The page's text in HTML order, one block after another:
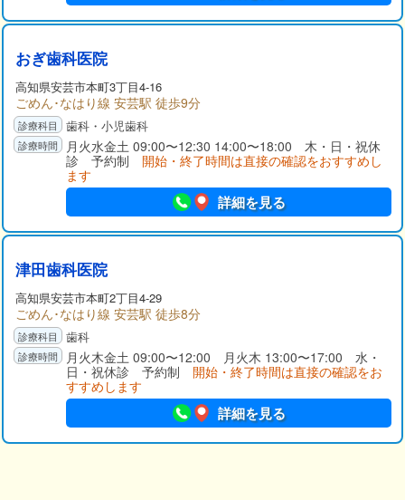
おぎ歯科医院
高知県安芸市本町3丁目4-16
ごめん･なはり線 安芸駅 徒歩9分
歯科・小児歯科
月火水金土 09:00〜12:30 14:00〜18:00 木・日・祝休
診 予約制 開始・終了時間は直接の確認をおすすめし
ます
詳細を見る
津田歯科医院
高知県安芸市本町2丁目4-29
ごめん･なはり線 安芸駅 徒歩8分
歯科
月火木金土 09:00〜12:00 月火木 13:00〜17:00 水・
日・祝休診 予約制 開始・終了時間は直接の確認をお
すすめします
詳細を見る